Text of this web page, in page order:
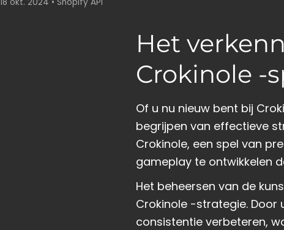
Het
Crokinole -
Of u nu nieuw bent bij
begrijpen van effectieve
Crokinole, een spel van
gameplay te ontwikkelen
Het beheersen van de
Crokinole -strategie. Door
consistentie verbeteren,